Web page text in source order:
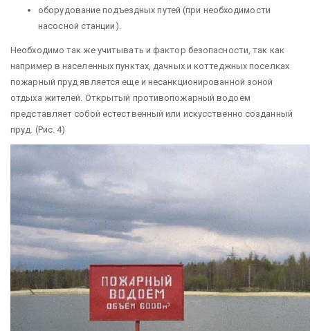
оборудование подъездных путей (при необходимости
насосной станции).
Необходимо так же учитывать и фактор безопасности, так как
например в населенных пунктах, дачных и коттеджных поселках
пожарный пруд является еще и несанкционированной зоной
отдыха жителей. Открытый противопожарный водоём
представляет собой естественный или искусственно созданный
пруд. (Рис. 4)